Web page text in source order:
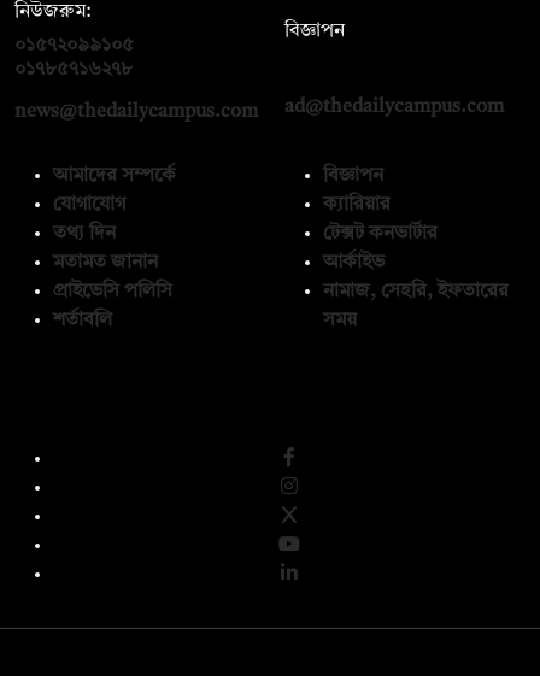
নিউজরুম:
০১৫৭২০৯৯১০৫
০১৭৮৫৭১৬২৭৮
news@thedailycampus.com
বিজ্ঞাপন
ad@thedailycampus.com
আমাদের সম্পর্কে
যোগাযোগ
তথ্য দিন
মতামত জানান
প্রাইভেসি পলিসি
শর্তাবলি
বিজ্ঞাপন
ক্যারিয়ার
টেক্সট কনভার্টার
আর্কাইভ
নামাজ, সেহরি, ইফতারের
সময়